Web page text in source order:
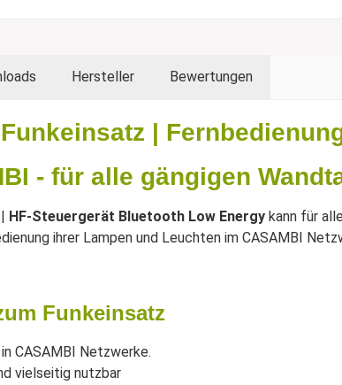
Hersteller Bewertungen
|
- für alle gängigen
HF-Steuergerät Bluetooth Low Energy kann für
ihrer Lampen und Leuchten im CASAMBI
Funkeinsatz
CASAMBI Netzwerke.
vielseitig nutzbar